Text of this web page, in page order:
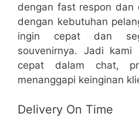
dengan fast respon dan
dengan kebutuhan
ingin cepat dan
souvenirnya. Jadi kami
cepat dalam chat,
menanggapi keinginan
Delivery On Time